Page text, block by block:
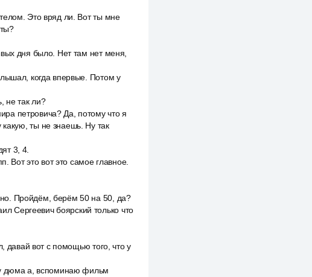
Это вряд ли. Вот ты мне
дня было. Нет там нет меня,
когда впервые. Потом у
не так ли?
петровича? Да, потому что я
ты не знаешь. Ну так
3, 4.
Вот это вот это самое главное.
Пройдём, берём 50 на 50, да?
Сергеевич боярский только что
давай вот с помощью того, что у
дюма a, вспоминаю фильм